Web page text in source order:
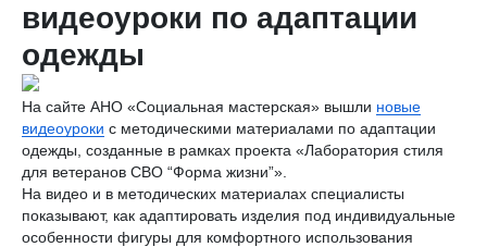
видеоуроки по адаптации
одежды
На сайте АНО «Социальная мастерская» вышли новые
видеоуроки с методическими материалами по адаптации
одежды, созданные в рамках проекта «Лаборатория стиля
для ветеранов СВО “Форма жизни”».
На видео и в методических материалах специалисты
показывают, как адаптировать изделия под индивидуальные
особенности фигуры для комфортного использования